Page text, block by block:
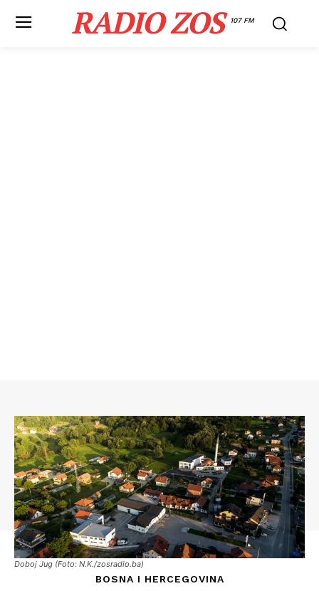
RADIO ZOS 107 FM
Doboj Jug (Foto: N.K./zosradio.ba)
BOSNA I HERCEGOVINA